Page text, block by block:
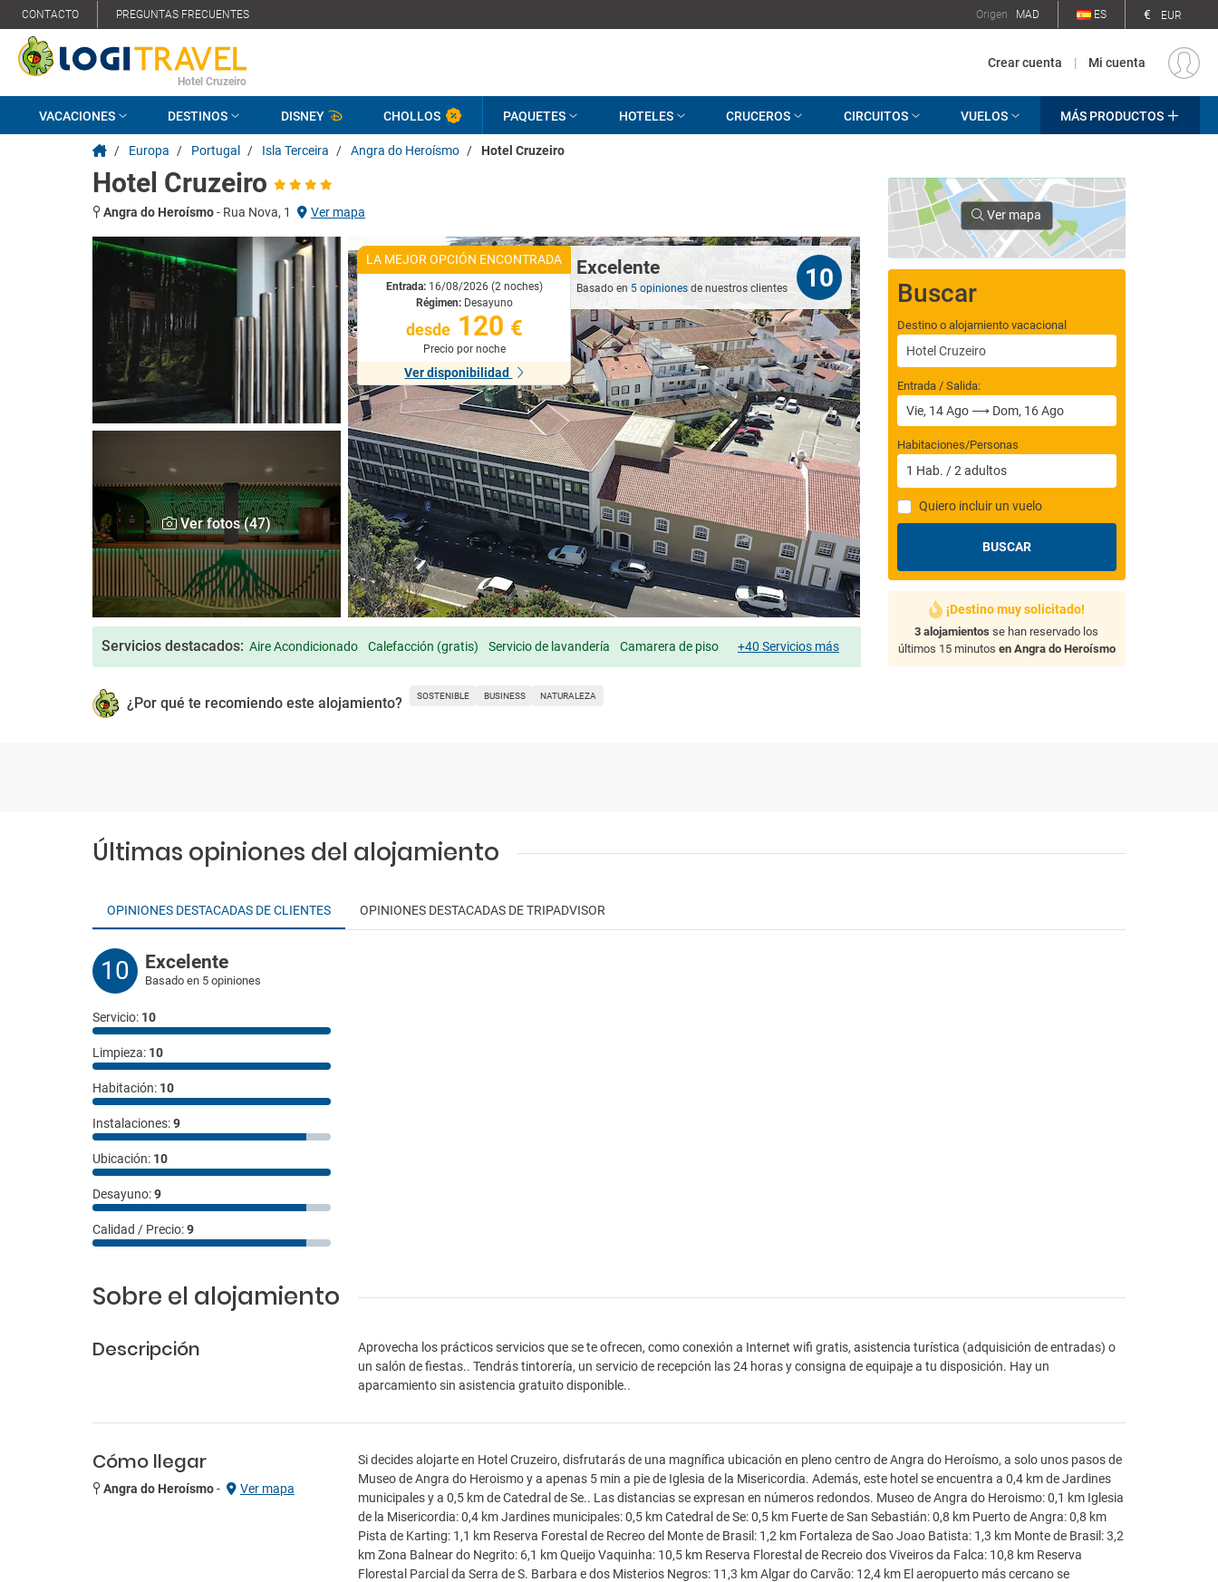
CONTACTO PREGUNTAS FRECUENTES Origen MAD ES € EUR
Hotel Cruzeiro
Crear cuenta | Mi cuenta
VACACIONES DESTINOS DISNEY CHOLLOS PAQUETES HOTELES CRUCEROS CIRCUITOS VUELOS MÁS PRODUCTOS
/ Europa / Portugal / Isla Terceira / Angra do Heroísmo / Hotel Cruzeiro
Hotel Cruzeiro
Angra do Heroísmo- Rua Nova, 1 Ver mapa
Ver fotos (47)
Excelente
Basado en 5 opiniones de nuestros clientes 10
LA MEJOR OPCIÓN ENCONTRADA
Entrada: 16/08/2026 (2 noches)
Régimen: Desayuno
desde 120 €
Precio por noche
Ver disponibilidad
Servicios destacados: Aire Acondicionado Calefacción (gratis) Servicio de lavandería Camarera de piso +40 Servicios más
¿Por qué te recomiendo este alojamiento? SOSTENIBLE BUSINESS NATURALEZA
Ver mapa
Buscar
Destino o alojamiento vacacional
Entrada / Salida:
Habitaciones/Personas
1 Hab. /2 adultos
Quiero incluir un vuelo
BUSCAR
¡Destino muy solicitado!
3 alojamientos se han reservado los
últimos 15 minutos en Angra do Heroísmo
Últimas opiniones del alojamiento
OPINIONES DESTACADAS DE CLIENTES OPINIONES DESTACADAS DE TRIPADVISOR
10 Excelente
Basado en 5 opiniones
Servicio: 10
Limpieza: 10
Habitación: 10
Instalaciones:9
Ubicación: 10
Desayuno:9
Calidad / Precio:9
Sobre el alojamiento
Descripción
Aprovecha los prácticos servicios que se te ofrecen, como conexión a Internet wifi gratis, asistencia turística (adquisición de entradas) o
un salón de fiestas.. Tendrás tintorería, un servicio de recepción las 24 horas y consigna de equipaje a tu disposición. Hay un
aparcamiento sin asistencia gratuito disponible..
Cómo llegar
Angra do Heroísmo- Ver mapa
Si decides alojarte en Hotel Cruzeiro, disfrutarás de una magnífica ubicación en pleno centro de Angra do Heroísmo, a solo unos pasos de
Museo de Angra do Heroismo y a apenas 5 min a pie de Iglesia de la Misericordia. Además, este hotel se encuentra a 0,4 km de Jardines
municipales y a 0,5 km de Catedral de Se.. Las distancias se expresan en números redondos. Museo de Angra do Heroismo: 0,1 km Iglesia
de la Misericordia: 0,4 km Jardines municipales: 0,5 km Catedral de Se: 0,5 km Fuerte de San Sebastián: 0,8 km Puerto de Angra: 0,8 km
Pista de Karting: 1,1 km Reserva Forestal de Recreo del Monte de Brasil: 1,2 km Fortaleza de Sao Joao Batista: 1,3 km Monte de Brasil: 3,2
km Zona Balnear do Negrito: 6,1 km Queijo Vaquinha: 10,5 km Reserva Florestal de Recreio dos Viveiros da Falca: 10,8 km Reserva
Florestal Parcial da Serra de S. Barbara e dos Misterios Negros: 11,3 km Algar do Carvão: 12,4 km El aeropuerto más cercano se